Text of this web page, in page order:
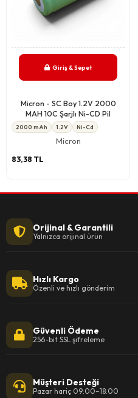
Giriş & Sepet
Micron - SC Boy 1.2V 2000
MAH 10C Şarjlı Ni-CD Pil
2000 mAh 1.2V Ni-Cd
Micron
83,38 TL
Orijinal & Garantili
Yalnızca orijinal ürün
Hızlı Kargo
Özenli ve hızlı gönderim
Güvenli Ödeme
256-bit SSL şifreleme
Müşteri Desteği
Pazar hariç 09:00–18:00